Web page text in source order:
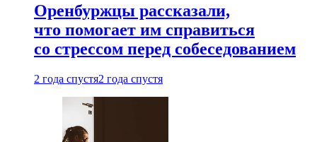
Оренбуржцы рассказали,
что помогает им справиться
со стрессом перед собеседованием
2 года спустя2 года спустя